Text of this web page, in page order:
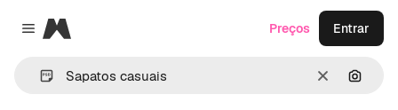
Close menu
Magnific
Limpar
Preços Entrar